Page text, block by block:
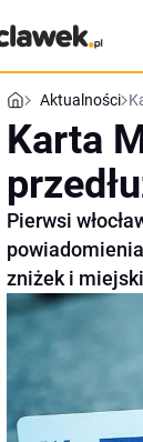
Aktualności
Karta
Pierwsi
zniżek i